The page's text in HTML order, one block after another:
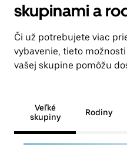
skupinami a
Či už potrebujete viac
vybavenie, tieto
vašej skupine pomôžu
Veľké
skupiny
Rodiny